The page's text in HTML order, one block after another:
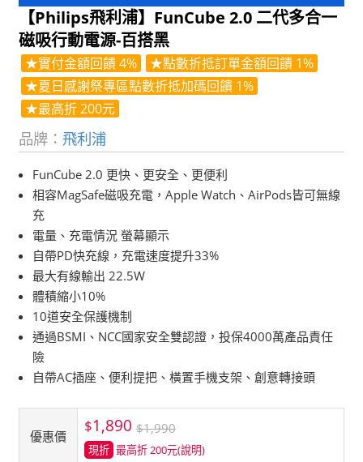
【Philips飛利浦】FunCube 2.0 二代多合一
磁吸行動電源-百搭黑
★實付金額回饋 4%
★點數折抵訂單金額回饋 1%
★夏日感謝祭專區點數折抵加碼回饋 1%
★最高折 200元
品牌： 飛利浦
FunCube 2.0 更快、更安全、更便利
相容MagSafe磁吸充電，Apple Watch、AirPods皆可無線
充
電量、充電情況 螢幕顯示
自帶PD快充線，充電速度提升33%
最大有線輸出 22.5W
體積縮小10%
10道安全保護機制
通過BSMI、NCC國家安全雙認證，投保4000萬產品責任
險
自帶AC插座、便利提把、橫置手機支架、創意轉接頭
優惠價
$1,890 $1,990
現折 最高折 200元(說明)